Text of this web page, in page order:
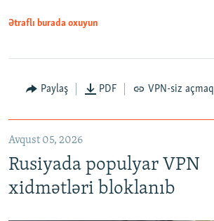
Ətraflı burada oxuyun
Paylaş PDF VPN-siz açmaq
Avqust 05, 2026
Rusiyada populyar VPN
xidmətləri bloklanıb